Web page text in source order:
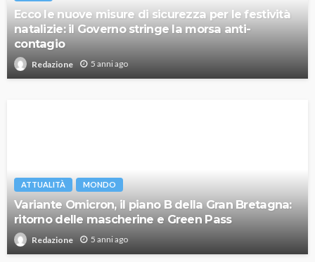
Ecco le nuove misure di sicurezza per le festività
natalizie: il Governo stringe la morsa anti-
contagio
Redazione 5 anni ago
ATTUALITÀ MONDO
Variante Omicron, il piano B della Gran Bretagna:
ritorno delle mascherine e Green Pass
Redazione 5 anni ago